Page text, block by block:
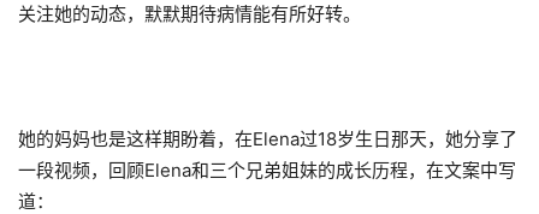
关注她的动态，默默期待病情能有所好转。
她的妈妈也是这样期盼着，在Elena过18岁生日那天，她分享了
一段视频，回顾Elena和三个兄弟姐妹的成长历程，在文案中写
道：